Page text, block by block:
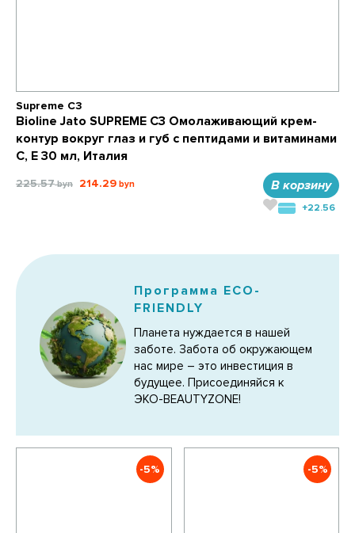
Supreme C3
Bioline Jato SUPREME C3 Омолаживающий крем-
контур вокруг глаз и губ с пептидами и витаминами
С, E 30 мл, Италия
225.57 214.29 В корзину
+22.56
Программа ECO-
FRIENDLY
Планета нуждается в нашей
заботе. Забота об окружающем
нас мире – это инвестиция в
будущее. Присоединяйся к
ЭКО-BEAUTYZONE!
-5% -5%